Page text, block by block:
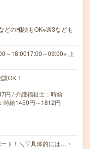
どの相談もOK※週3なども
～18:0017:00～09:00※ 上
OK！
円 / 介護福祉士：時給
時給1450円～1812円
ート！＼▽具体的には…・